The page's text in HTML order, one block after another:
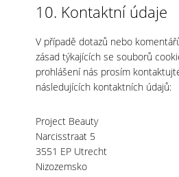
10. Kontaktní údaje
V případě dotazů nebo
zásad týkajících se souborů
prohlášení nás prosím
následujících kontaktních údajů:
Project Beauty
Narcisstraat 5
3551 EP Utrecht
Nizozemsko